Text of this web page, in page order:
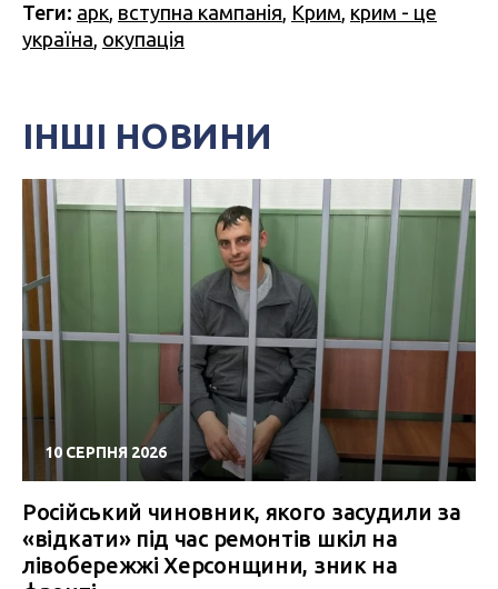
Теги: арк, вступна кампанія, Крим, крим - це
україна, окупація
ІНШІ НОВИНИ
10 СЕРПНЯ 2026
Російський чиновник, якого засудили за
«відкати» під час ремонтів шкіл на
лівобережжі Херсонщини, зник на